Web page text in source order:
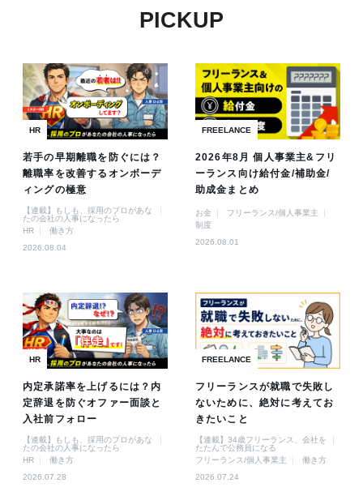
PICKUP
HR
若手の早期離職を防ぐには？
離職率を改善するオンボーデ
ィングの極意
【連載】もしも、採用のプロがあな
たの会社の人事になったら
HR
働き方
2026.08.04
FREELANCE
2026年8月 個人事業主&フリ
ーランス向け給付金/補助金/
助成金まとめ
お金
フリーランス/個人事業主
制度
2026.08.01
HR
内定承諾率を上げるには？内
定辞退を防ぐオファー面談と
入社前フォロー
【連載】もしも、採用のプロがあな
たの会社の人事になったら
HR
働き方
2026.07.28
FREELANCE
フリーランスが就職で失敗し
ないために、絶対に考えてお
きたいこと
【連載】34歳フリーランス、会社を
たたんで公務員になる
フリーランス/個人事業主
働き方
2026.07.24